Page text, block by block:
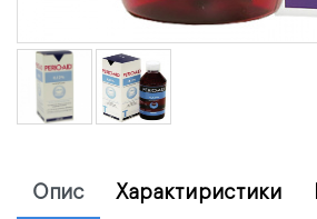
Опис Характиристики